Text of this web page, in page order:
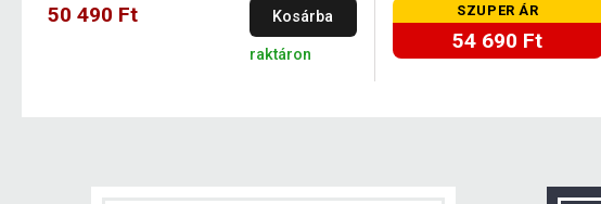
50 490 Ft Kosárba
raktáron
SZUPER ÁR
54 690 Ft